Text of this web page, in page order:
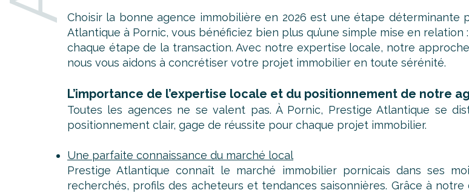
Choisir la bonne agence immobilière en 2026 est une étape déterminante
Atlantique à Pornic, vous bénéficiez bien plus qu’une simple mise en
chaque étape de la transaction. Avec notre expertise locale, notre
nous vous aidons à concrétiser votre projet immobilier en toute sérénité.
L’importance de l’expertise locale et du positionnement de notre
Toutes les agences ne se valent pas. À Pornic, Prestige Atlantique se
positionnement clair, gage de réussite pour chaque projet immobilier.
Une parfaite connaissance du marché local
Prestige Atlantique connaît le marché immobilier pornicais dans ses
recherchés, profils des acheteurs et tendances saisonnières. Grâce à